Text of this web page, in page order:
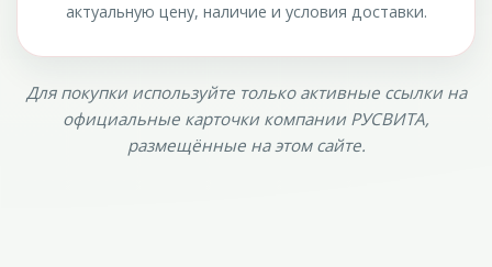
актуальную цену, наличие и условия доставки.
Для покупки используйте только активные ссылки на
официальные карточки компании РУСВИТА,
размещённые на этом сайте.